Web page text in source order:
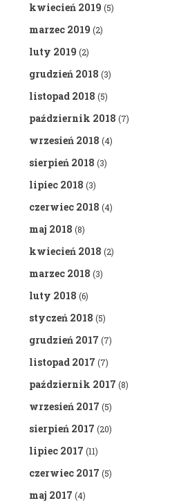
kwiecień 2019 (5)
marzec 2019 (2)
luty 2019 (2)
grudzień 2018 (3)
listopad 2018 (5)
październik 2018 (7)
wrzesień 2018 (4)
sierpień 2018 (3)
lipiec 2018 (3)
czerwiec 2018 (4)
maj 2018 (8)
kwiecień 2018 (2)
marzec 2018 (3)
luty 2018 (6)
styczeń 2018 (5)
grudzień 2017 (7)
listopad 2017 (7)
październik 2017 (8)
wrzesień 2017 (5)
sierpień 2017 (20)
lipiec 2017 (11)
czerwiec 2017 (5)
maj 2017 (4)